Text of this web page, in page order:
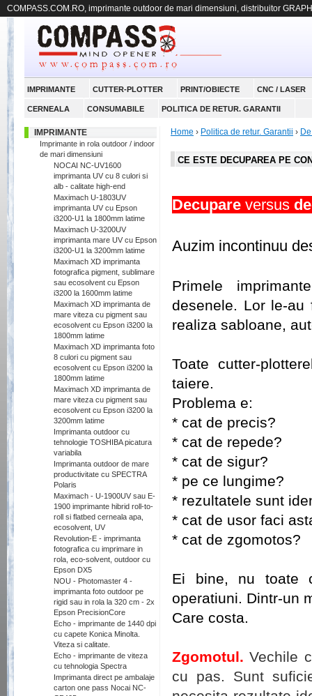
COMPASS.COM.RO, imprimante outdoor de mari dimensiuni, distribuitor
IMPRIMANTE CUTTER-PLOTTER PRINT/OBIECTE CNC / LASER
CERNEALA CONSUMABILE POLITICA DE RETUR. GARANTII
IMPRIMANTE
Imprimante in rola outdoor / indoor
de mari dimensiuni
NOCAI NC-UV1600
imprimanta UV cu 8 culori si
alb - calitate high-end
Maximach U-1803UV
imprimanta UV cu Epson
i3200-U1 la 1800mm latime
Maximach U-3200UV
imprimanta mare UV cu Epson
i3200-U1 la 3200mm latime
Maximach XD imprimanta
fotografica pigment, sublimare
sau ecosolvent cu Epson
i3200 la 1600mm latime
Maximach XD imprimanta de
mare viteza cu pigment sau
ecosolvent cu Epson i3200 la
1800mm latime
Maximach XD imprimanta foto
8 culori cu pigment sau
ecosolvent cu Epson i3200 la
1800mm latime
Maximach XD imprimanta de
mare viteza cu pigment sau
ecosolvent cu Epson i3200 la
3200mm latime
Imprimanta outdoor cu
tehnologie TOSHIBA picatura
variabila
Imprimanta outdoor de mare
productivitate cu SPECTRA
Polaris
Maximach - U-1900UV sau E-
1900 imprimante hibrid roll-to-
roll si flatbed cerneala apa,
ecosolvent, UV
Revolution-E - imprimanta
fotografica cu imprimare in
rola, eco-solvent, outdoor cu
Epson DX5
NOU - Photomaster 4 -
imprimanta foto outdoor pe
rigid sau in rola la 320 cm - 2x
Epson PrecisionCore
Echo - imprimante de 1440 dpi
cu capete Konica Minolta.
Viteza si calitate.
Echo - imprimante de viteza
cu tehnologia Spectra
Imprimanta direct pe ambalaje
carton one pass Nocai NC-
Home › Politica de retur. Garantii ›
CE ESTE DECUPAREA PE
Decupare versus
Auzim incontinuu
Primele
desenele. Lor le-
realiza sabloane,
Toate cutter-
taiere.
Problema e:
* cat de precis?
* cat de repede?
* cat de sigur?
* pe ce lungime?
* rezultatele sunt
* cat de usor faci
* cat de zgomotos?
Ei bine, nu toate
operatiuni. Dintr-un
Care costa.
Zgomotul. Vechile
cu pas. Sunt